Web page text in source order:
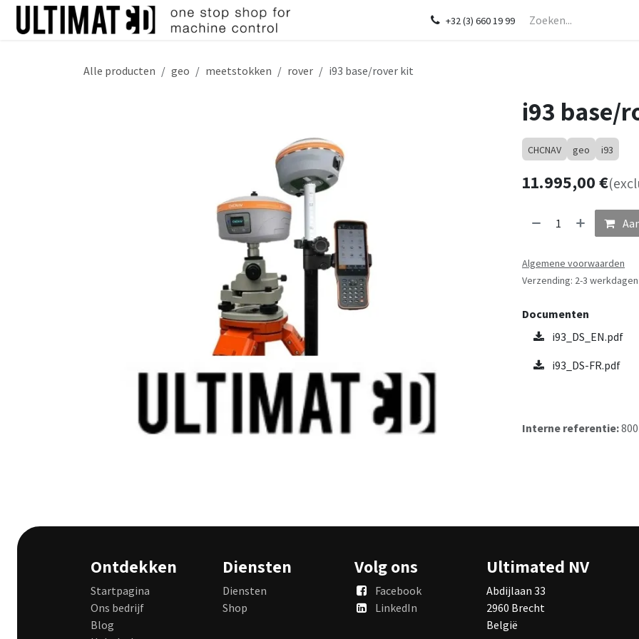
Overslaan naar inhoud
Over ons Shop Diensten In de kijker
+32 (3) 660 19 99
Alle producten geo meetstokken rover i93 base/rover kit
i93 base/
CHCNAV geo i93
11.995,00€
Algemene voorwaarden
Verzending: 2-3 werkdagen
Documenten
i93_DS_EN.pdf
i93_DS-FR.pdf
Interne referentie:
Ontdekken
Startpagina
Ons bedrijf
Blog
Diensten
Diensten
Shop
Volg ons
Facebook
LinkedIn
Ultimated NV
Abdijlaan 33
2960 Brecht
België